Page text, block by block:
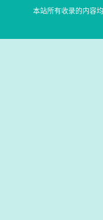
本站所有收录的内容